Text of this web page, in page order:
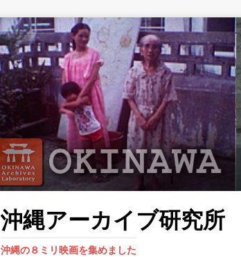
沖縄アーカイブ研究所
沖縄の８ミリ映画を集めました